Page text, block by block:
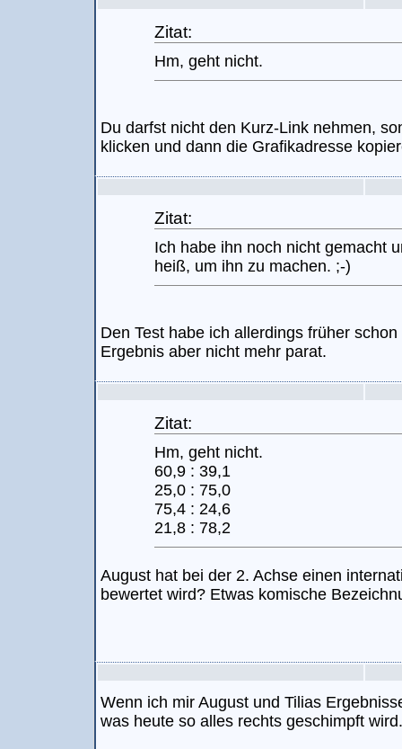
Zitat:
Hm, geht nicht.
Du darfst nicht den Kurz-Link nehmen,
klicken und dann die Grafikadresse
Zitat:
Ich habe ihn noch nicht gemacht
heiß, um ihn zu machen. ;-)
Den Test habe ich allerdings früher
Ergebnis aber nicht mehr parat.
Zitat:
Hm, geht nicht.
60,9 : 39,1
25,0 : 75,0
75,4 : 24,6
21,8 : 78,2
August hat bei der 2. Achse einen
bewertet wird? Etwas komische
Wenn ich mir August und Tilias
was heute so alles rechts geschimpft wird.